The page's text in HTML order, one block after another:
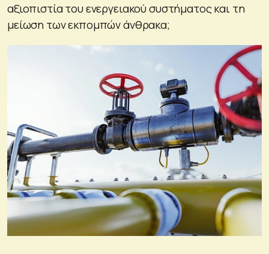
αξιοπιστία του ενεργειακού συστήματος και τη
μείωση των εκπομπών άνθρακα;